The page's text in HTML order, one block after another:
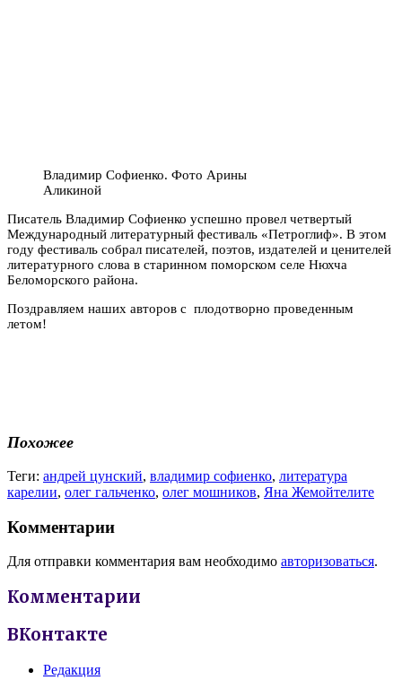
Владимир Софиенко. Фото Арины
Аликиной
Писатель Владимир Софиенко успешно провел четвертый
Международный литературный фестиваль «Петроглиф». В этом
году фестиваль собрал писателей, поэтов, издателей и ценителей
литературного слова в старинном поморском селе Нюхча
Беломорского района.
Поздравляем наших авторов с плодотворно проведенным
летом!
Похожее
Теги: андрей цунский, владимир софиенко, литература
карелии, олег гальченко, олег мошников, Яна Жемойтелите
Комментарии
Для отправки комментария вам необходимо авторизоваться.
Комментарии
ВКонтакте
Редакция